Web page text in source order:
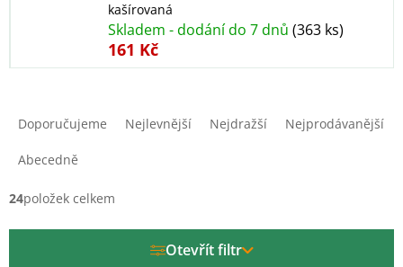
kašírovaná
Skladem - dodání do 7 dnů (363 ks)
161 Kč
í
Doporučujeme Nejlevnější Nejdražší Nejprodávanější
Abecedně
24položek celkem
Otevřít filtr